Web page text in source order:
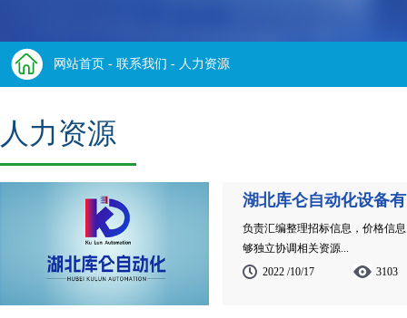
网站首页 - 联系我们 - 人力资源
人力资源
湖北库仑自动化设备
负责汇编整理招标信息，价格信
够独立协调相关资源...
2022 /10/17
3103